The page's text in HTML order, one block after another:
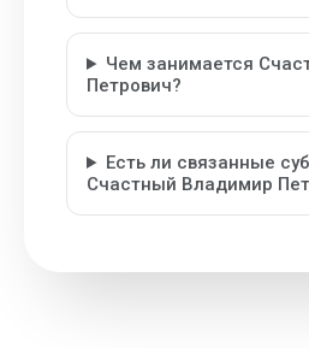
Чем занимается
Петрович?
Есть ли связанные
Счастный Владимир